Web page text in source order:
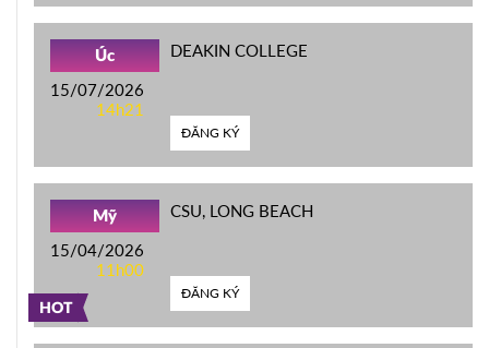
Úc
15/07/2026
14h21
DEAKIN COLLEGE
ĐĂNG KÝ
HOT
Mỹ
15/04/2026
11h00
CSU, LONG BEACH
ĐĂNG KÝ